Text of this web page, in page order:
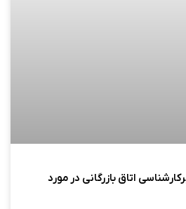
اتاق بازرگانی در مورد